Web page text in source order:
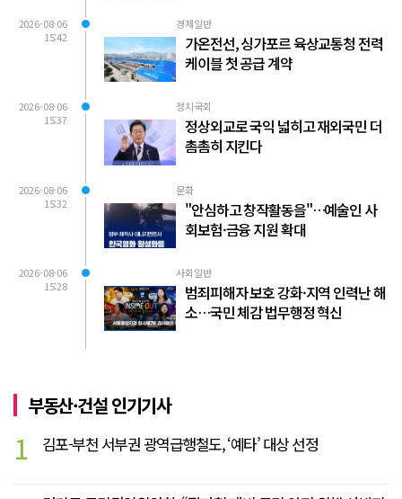
2026-08-06
15:42
경제일반
가온전선, 싱가포르 육상교통청 전력
케이블 첫 공급 계약
2026-08-06
15:37
정치국회
정상외교로 국익 넓히고 재외국민 더
촘촘히 지킨다
2026-08-06
15:32
문화
"안심하고 창작활동을"…예술인 사
회보험·금융 지원 확대
2026-08-06
15:28
사회일반
범죄피해자 보호 강화·지역 인력난 해
소…국민 체감 법무행정 혁신
부동산·건설 인기기사
1 김포-부천 서부권 광역급행철도, ‘예타’ 대상 선정